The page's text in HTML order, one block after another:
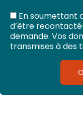
En soumettant
d’être
demande. Vos
transmises à des